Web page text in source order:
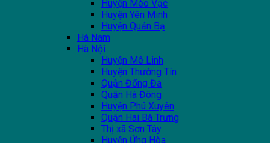
Huyện Mèo Vạc
Huyện Yên Minh
Huyện Quản Bạ
Hà Nam
Hà Nội
Huyện Mê Linh
Huyện Thường Tín
Quận Đống Đa
Quận Hà Đông
Huyện Phú Xuyên
Quận Hai Bà Trưng
Thị xã Sơn Tây
Huyện Ứng Hòa